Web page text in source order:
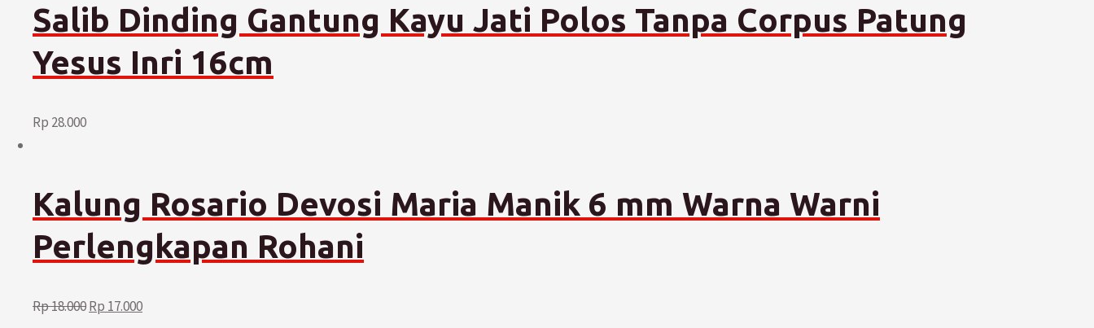
Salib Dinding Gantung Kayu Jati Polos Tanpa Corpus Patung
Yesus Inri 16cm
Rp 28.000
Kalung Rosario Devosi Maria Manik 6 mm Warna Warni
Perlengkapan Rohani
Rp18.000Rp 17.000